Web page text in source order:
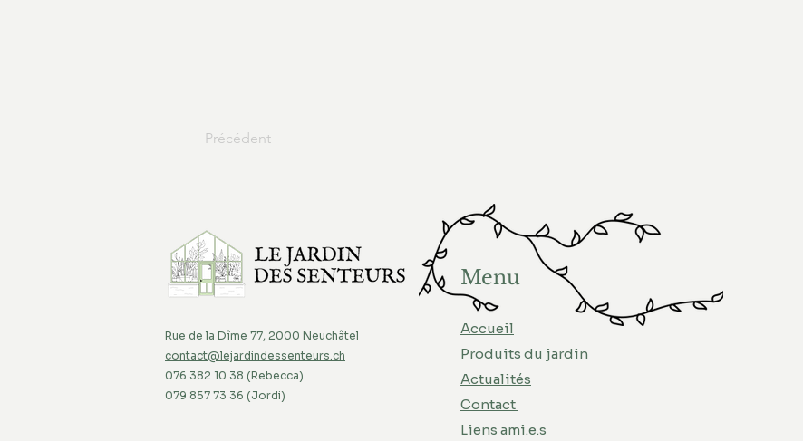
Précédent
Rue de la Dîme 77, 2000 Neuchâtel
contact@lejardindessenteurs.ch
076 382 10 38 (Rebecca)
079 857 73 36 (Jordi)
Menu
Accueil
Produits du jardin
Actualités
Contact
Liens ami.e.s